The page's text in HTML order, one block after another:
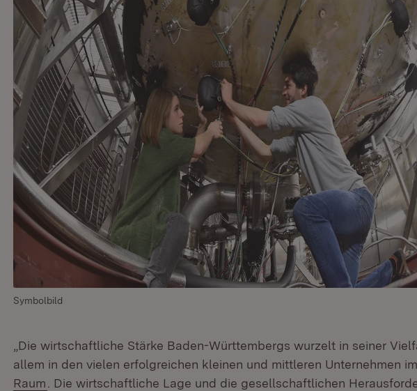
Symbolbild
„Die wirtschaftliche Stärke Baden-Württembergs wurzelt in seiner
allem in den vielen erfolgreichen kleinen und mittleren Unternehmen im
Raum (Öffnet in neuem Fenster)
. Die wirtschaftliche Lage und die gesellschaftlichen